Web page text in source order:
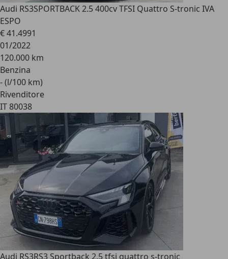
Audi RS3SPORTBACK 2.5 400cv TFSI Quattro S-tronic IVA
ESPO
€ 41.4991
01/2022
120.000 km
Benzina
- (l/100 km)
Rivenditore
IT 80038
Audi RS3RS3 Sportback 2.5 tfsi quattro s-tronic